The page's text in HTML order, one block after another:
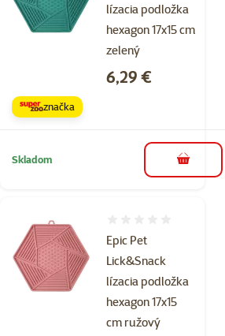
lízacia podložka
hexagon 17x15 cm
zelený
Cena
6,29 €
značka
Skladom do košíka
Epic Pet
Lick&Snack
lízacia podložka
hexagon 17x15
cm ružový